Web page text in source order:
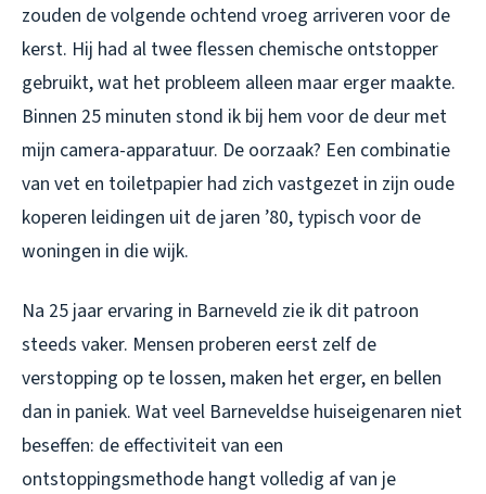
zouden de volgende ochtend vroeg arriveren voor de
kerst. Hij had al twee flessen chemische ontstopper
gebruikt, wat het probleem alleen maar erger maakte.
Binnen 25 minuten stond ik bij hem voor de deur met
mijn camera-apparatuur. De oorzaak? Een combinatie
van vet en toiletpapier had zich vastgezet in zijn oude
koperen leidingen uit de jaren ’80, typisch voor de
woningen in die wijk.
Na 25 jaar ervaring in Barneveld zie ik dit patroon
steeds vaker. Mensen proberen eerst zelf de
verstopping op te lossen, maken het erger, en bellen
dan in paniek. Wat veel Barneveldse huiseigenaren niet
beseffen: de effectiviteit van een
ontstoppingsmethode hangt volledig af van je